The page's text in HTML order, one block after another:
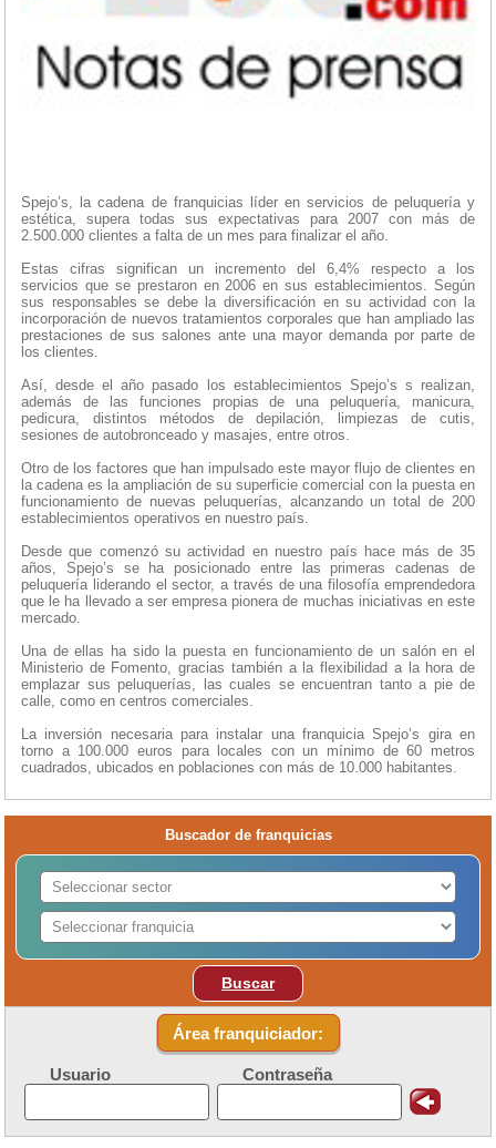
Spejo’s, la cadena de franquicias líder en servicios de peluquería y
estética, supera todas sus expectativas para 2007 con más de
2.500.000 clientes a falta de un mes para finalizar el año.
Estas cifras significan un incremento del 6,4% respecto a los
servicios que se prestaron en 2006 en sus establecimientos. Según
sus responsables se debe la diversificación en su actividad con la
incorporación de nuevos tratamientos corporales que han ampliado las
prestaciones de sus salones ante una mayor demanda por parte de
los clientes.
Así, desde el año pasado los establecimientos Spejo’s s realizan,
además de las funciones propias de una peluquería, manicura,
pedicura, distintos métodos de depilación, limpiezas de cutis,
sesiones de autobronceado y masajes, entre otros.
Otro de los factores que han impulsado este mayor flujo de clientes en
la cadena es la ampliación de su superficie comercial con la puesta en
funcionamiento de nuevas peluquerías, alcanzando un total de 200
establecimientos operativos en nuestro país.
Desde que comenzó su actividad en nuestro país hace más de 35
años, Spejo’s se ha posicionado entre las primeras cadenas de
peluquería liderando el sector, a través de una filosofía emprendedora
que le ha llevado a ser empresa pionera de muchas iniciativas en este
mercado.
Una de ellas ha sido la puesta en funcionamiento de un salón en el
Ministerio de Fomento, gracias también a la flexibilidad a la hora de
emplazar sus peluquerías, las cuales se encuentran tanto a pie de
calle, como en centros comerciales.
La inversión necesaria para instalar una franquicia Spejo’s gira en
torno a 100.000 euros para locales con un mínimo de 60 metros
cuadrados, ubicados en poblaciones con más de 10.000 habitantes.
Buscador de franquicias
Buscar
Área franquiciador:
Usuario Contraseña